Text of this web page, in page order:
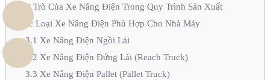
Vai Trò Của Xe Nâng Điện Trong Quy Trình Sản Xuất
Các Loại Xe Nâng Điện Phù Hợp Cho Nhà Máy
3.1 Xe Nâng Điện Ngồi Lái
3.2 Xe Nâng Điện Đứng Lái (Reach Truck)
3.3 Xe Nâng Điện Pallet (Pallet Truck)